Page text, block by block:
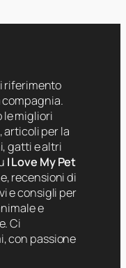
riferimento
compagnia.
le migliori
articoli per la
gatti e altri
I Love My Pet
recensioni di
e consigli per
e
Ci
con passione